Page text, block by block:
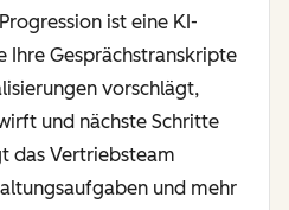
ist eine KI-
Ihre Gesprächstranskripte
vorschlägt,
und nächste Schritte
das Vertriebsteam
und mehr